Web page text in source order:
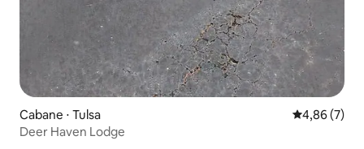
Cabane ⋅ Tulsa Évaluation
4,86 (7)
Deer Haven Lodge